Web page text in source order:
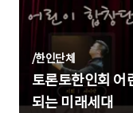
/한인단체
토론토한인회
되는 미래세대